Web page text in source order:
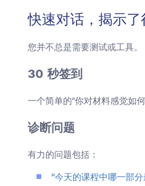
快速对话，揭示了
您并不总是需要测试或工具
30 秒签到
一个简单的“你对材料感觉如
诊断问题
有力的问题包括：
“今天的课程中哪一部分